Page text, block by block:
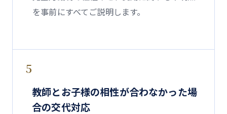
を事前にすべてご説明します。
5
教師とお子様の相性が合わなかった場
合の交代対応